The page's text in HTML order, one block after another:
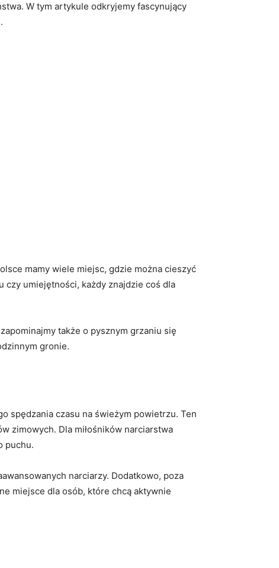
W​ tym ​artykule odkryjemy fascynujący
mamy wiele miejsc, gdzie można cieszyć
⁤czy umiejętności, każdy⁣ znajdzie ⁤coś dla
także o‍ pysznym​ grzaniu się⁤
gronie.
spędzania ⁣czasu na​ świeżym ‌powietrzu. ⁣Ten
zimowych. Dla ‌miłośników⁢ narciarstwa
puchu.
narciarzy. Dodatkowo, ‍poza
miejsce dla osób, które ⁣chcą aktywnie